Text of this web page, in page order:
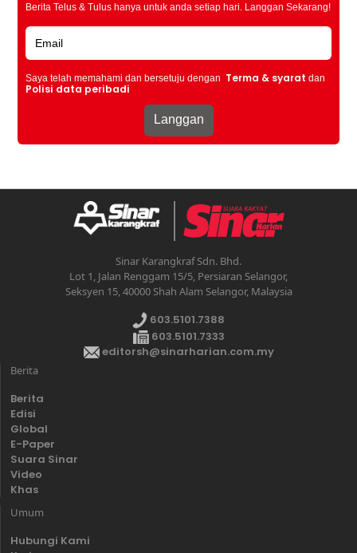
Berita Telus & Tulus hanya untuk anda setiap hari. Langgan Sekarang!
Saya telah memahami dan bersetuju dengan Terma & syarat dan
Polisi data peribadi
Sinar Karangkraf Sdn. Bhd.
Lot 1, Jalan Renggam 15/5, Persiaran Selangor,
Seksyen 15, 40000 Shah Alam Selangor, Malaysia
603.5101.7388
603.5101.7333
editorsh@sinarharian.com.my
Berita
Berita
Edisi
Global
E-Paper
Suara Sinar
Video
Khas
Umum
Hubungi Kami